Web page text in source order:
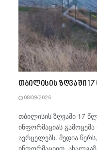
თბილისის ზღვაში
08/09/2026
თბილისის ზღვაში 17
ინფორმაციას გამოცემა
ავრცელებს. მედია